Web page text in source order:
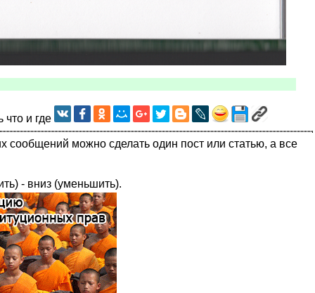
что и где
сообщений можно сделать один пост или статью, а все
- вниз (уменьшить).